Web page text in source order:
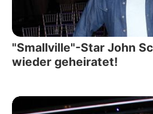
"Smallville"-Star John
wieder geheiratet!